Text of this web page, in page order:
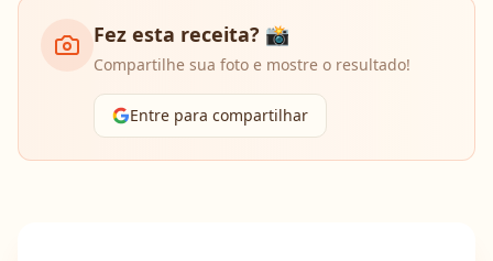
Fez esta receita? 📸
Compartilhe sua foto e mostre o resultado!
Entre para compartilhar